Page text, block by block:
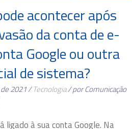
acontecer após
da conta de e-
Google ou outra
de sistema?
2021 /Tecnologia/ por Comunicação
ligado à sua conta Google. Na